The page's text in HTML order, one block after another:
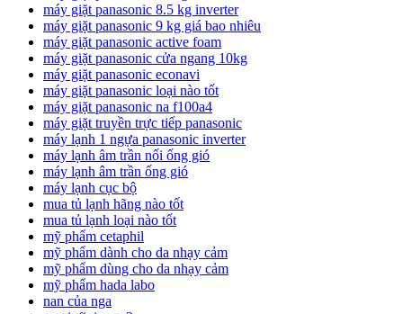
máy giặt panasonic 8.5 kg inverter
máy giặt panasonic 9 kg giá bao nhiêu
máy giặt panasonic active foam
máy giặt panasonic cửa ngang 10kg
máy giặt panasonic econavi
máy giặt panasonic loại nào tốt
máy giặt panasonic na f100a4
máy giặt truyền trực tiếp panasonic
máy lạnh 1 ngựa panasonic inverter
máy lạnh âm trần nối ống gió
máy lạnh âm trần ống gió
máy lạnh cục bộ
mua tủ lạnh hãng nào tốt
mua tủ lạnh loại nào tốt
mỹ phẩm cetaphil
mỹ phẩm dành cho da nhạy cảm
mỹ phẩm dùng cho da nhạy cảm
mỹ phẩm hada labo
nan của nga